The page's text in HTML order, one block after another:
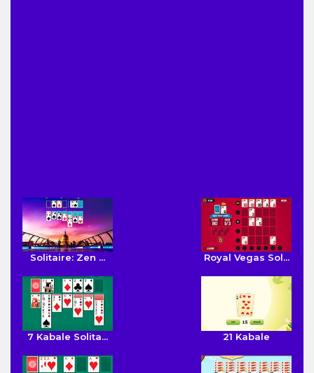
Solitaire: Zen ... Royal Vegas Sol...
7 Kabale Solita... 21 Kabale